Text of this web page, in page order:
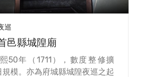
巡
邑縣城隍廟
50年​（17​11），​數度​整​修擴
模。​亦​為府​城縣​城隍​夜巡​之​起